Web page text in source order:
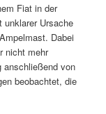
Fiat in der
unklarer Ursache
Dabei
nicht mehr
anschließend von
beobachtet, die